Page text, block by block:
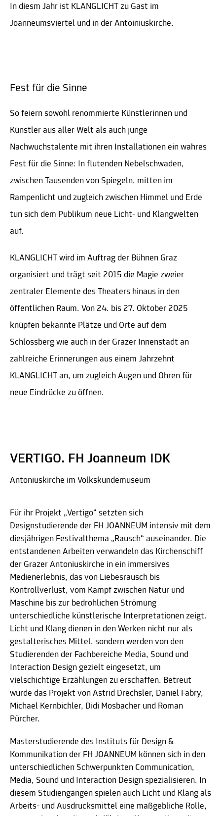
In diesm Jahr ist KLANGLICHT zu Gast im
Joanneumsviertel und in der Antoiniuskirche.
Fest für die Sinne
So feiern sowohl renommierte Künstlerinnen und
Künstler aus aller Welt als auch junge
Nachwuchstalente mit ihren Installationen ein wahres
Fest für die Sinne: In flutenden Nebelschwaden,
zwischen Tausenden von Spiegeln, mitten im
Rampenlicht und zugleich zwischen Himmel und Erde
tun sich dem Publikum neue Licht- und Klangwelten
auf.
KLANGLICHT wird im Auftrag der Bühnen Graz
organisiert und trägt seit 2015 die Magie zweier
zentraler Elemente des Theaters hinaus in den
öffentlichen Raum. Von 24. bis 27. Oktober 2025
knüpfen bekannte Plätze und Orte auf dem
Schlossberg wie auch in der Grazer Innenstadt an
zahlreiche Erinnerungen aus einem Jahrzehnt
KLANGLICHT an, um zugleich Augen und Ohren für
neue Eindrücke zu öffnen.
VERTIGO. FH Joanneum IDK
Antoniuskirche im Volkskundemuseum
Für ihr Projekt „Vertigo“ setzten sich
Designstudierende der FH JOANNEUM intensiv mit dem
diesjährigen Festivalthema „Rausch“ auseinander. Die
entstandenen Arbeiten verwandeln das Kirchenschiff
der Grazer Antoniuskirche in ein immersives
Medienerlebnis, das von Liebesrausch bis
Kontrollverlust, vom Kampf zwischen Natur und
Maschine bis zur bedrohlichen Strömung
unterschiedliche künstlerische Interpretationen zeigt.
Licht und Klang dienen in den Werken nicht nur als
gestalterisches Mittel, sondern werden von den
Studierenden der Fachbereiche Media, Sound und
Interaction Design gezielt eingesetzt, um
vielschichtige Erzählungen zu erschaffen. Betreut
wurde das Projekt von Astrid Drechsler, Daniel Fabry,
Michael Kernbichler, Didi Mosbacher und Roman
Pürcher.
Masterstudierende des Instituts für Design &
Kommunikation der FH JOANNEUM können sich in den
unterschiedlichen Schwerpunkten Communication,
Media, Sound und Interaction Design spezialisieren. In
diesem Studiengängen spielen auch Licht und Klang als
Arbeits- und Ausdrucksmittel eine maßgebliche Rolle,